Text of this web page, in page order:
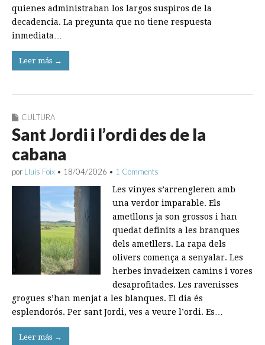
quienes administraban los largos suspiros de la
decadencia. La pregunta que no tiene respuesta
inmediata…
Leer más →
CULTURA
Sant Jordi i l’ordi des de la
cabana
por Lluís Foix • 18/04/2026 • 1 Comments
Les vinyes s’arrengleren amb
una verdor imparable. Els
ametllons ja son grossos i han
quedat definits a les branques
dels ametllers. La rapa dels
olivers comença a senyalar. Les
herbes invadeixen camins i vores
desaprofitades. Les ravenisses
grogues s’han menjat a les blanques. El dia és
esplendorós. Per sant Jordi, ves a veure l’ordi. Es…
Leer más →